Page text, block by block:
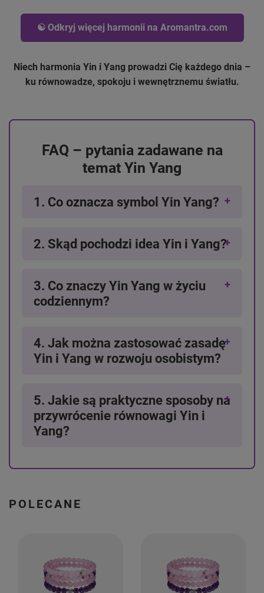
☯️ Odkryj więcej harmonii na Aromantra.com
Niech harmonia Yin i Yang prowadzi Cię każdego dnia –
ku równowadze, spokoju i wewnętrznemu światłu.
FAQ – pytania zadawane na
temat Yin Yang
1. Co oznacza symbol Yin Yang?
2. Skąd pochodzi idea Yin i Yang?
3. Co znaczy Yin Yang w życiu
codziennym?
4. Jak można zastosować zasadę
Yin i Yang w rozwoju osobistym?
5. Jakie są praktyczne sposoby na
przywrócenie równowagi Yin i
Yang?
POLECANE